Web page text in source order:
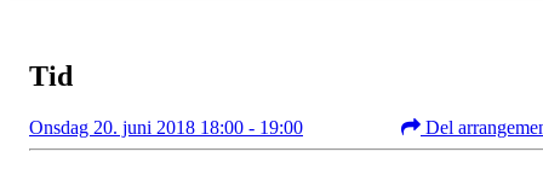
Tid
Onsdag 20. juni 2018 18:00 - 19:00 Del